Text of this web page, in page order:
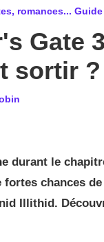
romances...
Gate
sortir ?
durant le
chances
Illithid.